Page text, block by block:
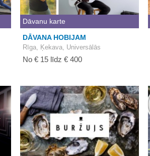
Dāvanu karte
DĀVANA HOBIJAM
Rīga, Ķekava, Universālās
No € 15 līdz € 400